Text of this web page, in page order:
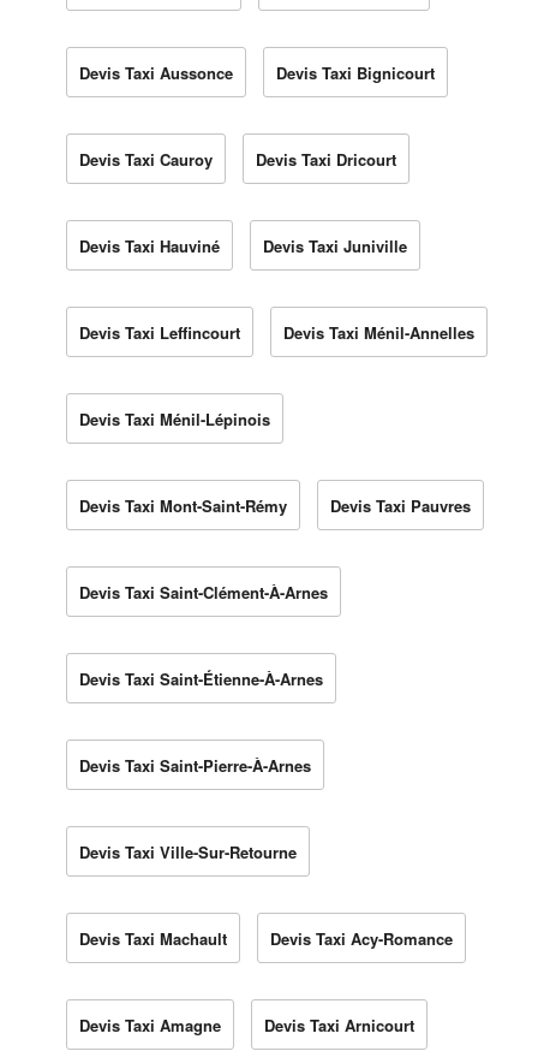
Devis Taxi Aussonce Devis Taxi Bignicourt
Devis Taxi Cauroy Devis Taxi Dricourt
Devis Taxi Hauviné Devis Taxi Juniville
Devis Taxi Leffincourt Devis Taxi Ménil-Annelles
Devis Taxi Ménil-Lépinois
Devis Taxi Mont-Saint-Rémy Devis Taxi Pauvres
Devis Taxi Saint-Clément-À-Arnes
Devis Taxi Saint-Étienne-À-Arnes
Devis Taxi Saint-Pierre-À-Arnes
Devis Taxi Ville-Sur-Retourne
Devis Taxi Machault Devis Taxi Acy-Romance
Devis Taxi Amagne Devis Taxi Arnicourt